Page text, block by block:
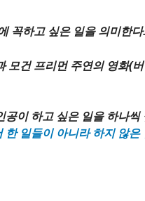
꼭하고 싶은 일을 의미한다.
모건 프리먼 주연의 영화(
공이 하고 싶은 일을 하나씩
한 일들이 아니라 하지 않은